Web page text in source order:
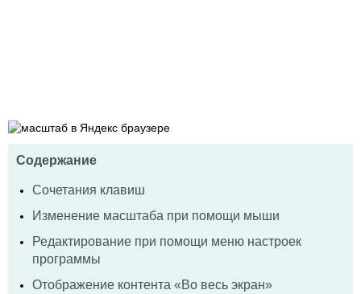
Содержание
Сочетания клавиш
Изменение масштаба при помощи мыши
Редактирование при помощи меню настроек
программы
Отображение контента «Во весь экран»